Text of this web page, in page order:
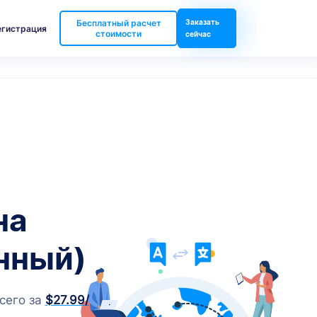
Бесплатный расчет
стоимости
Заказать
сейчас
за $27.99/